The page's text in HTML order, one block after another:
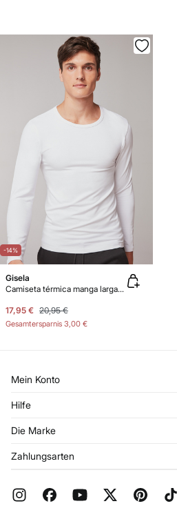
-14%
Gisela
Camiseta térmica manga larga hombre
17,95 € 20,95 €
Gesamtersparnis 3,00 €
Mein Konto
Meine Adressen
Hilfe
Aktuelle Rabattaktionen
Geschenkverpackung
Die Marke
Franchise
Jobangebote
Zahlungsarten